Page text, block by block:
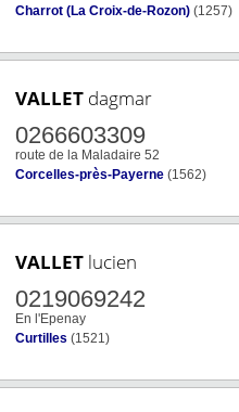
Charrot (La Croix-de-Rozon) (1257)
VALLET dagmar
0266603309
route de la Maladaire 52
Corcelles-près-Payerne (1562)
VALLET lucien
0219069242
En l'Epenay
Curtilles (1521)